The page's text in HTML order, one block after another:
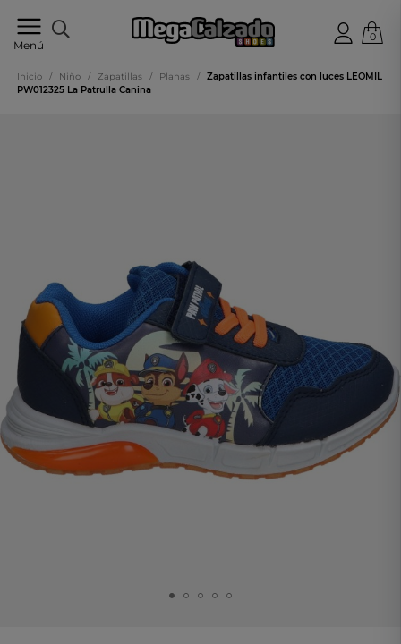
Menú
online
0
Inicio / Niño / Zapatillas / Planas /
Zapatillas infantiles con luces LEOMIL
PW012325 La Patrulla Canina